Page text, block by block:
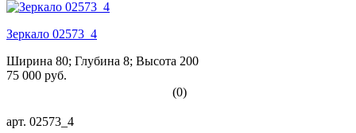
Зеркало 02573_4
Ширина 80; Глубина 8; Высота 200
75 000 руб.
(0)
арт. 02573_4